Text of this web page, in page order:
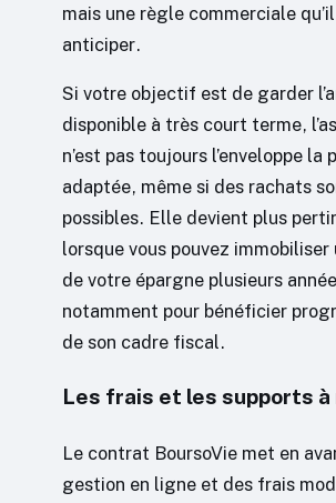
mais une règle commerciale
anticiper.
Si votre objectif est de garder
disponible à très court terme,
n’est pas toujours l’enveloppe la
adaptée, même si des rachats
possibles. Elle devient plus
lorsque vous pouvez immobiliser
de votre épargne plusieurs
notamment pour bénéficier
de son cadre fiscal.
Les frais et les supports à
Le contrat BoursoVie met en
gestion en ligne et des frais